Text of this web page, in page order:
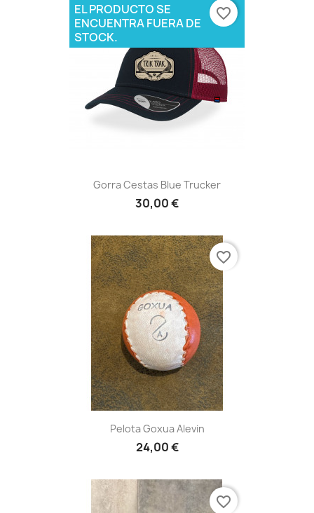
Gorra Cestas Blue Trucker
30,00 €
EL PRODUCTO SE
ENCUENTRA FUERA DE
STOCK.
favorite_border
Pelota Goxua Alevin
24,00 €
favorite_border
favorite_border